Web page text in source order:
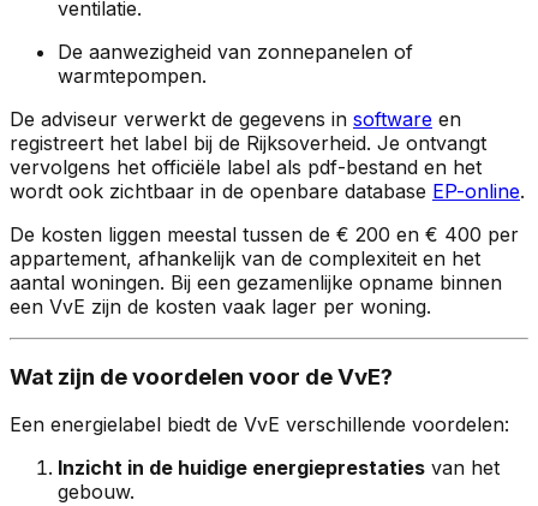
ventilatie.
De aanwezigheid van zonnepanelen of
warmtepompen.
De adviseur verwerkt de gegevens in software en
registreert het label bij de Rijksoverheid. Je ontvangt
vervolgens het officiële label als pdf-bestand en het
wordt ook zichtbaar in de openbare database EP-online.
De kosten liggen meestal tussen de € 200 en € 400 per
appartement, afhankelijk van de complexiteit en het
aantal woningen. Bij een gezamenlijke opname binnen
een VvE zijn de kosten vaak lager per woning.
Wat zijn de voordelen voor de VvE?
Een energielabel biedt de VvE verschillende voordelen:
Inzicht in de huidige energieprestaties van het
gebouw.